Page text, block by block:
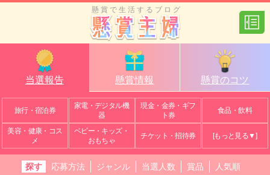
懸賞で生活するブログ
当選報告 懸賞情報 懸賞のコツ
旅行・宿泊券
家電・デジタル機
器
現金・金券・ギフ
ト券
食品・飲料
美容・健康・コス
メ
ベビー・キッズ・
おもちゃ
チケット・招待券 [もっと見る▼]
探す 応募方法 ジャンル 当選人数 賞品 人気順